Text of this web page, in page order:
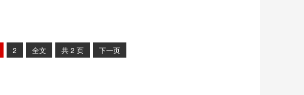
2 全文 共 2 页 下一页